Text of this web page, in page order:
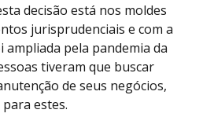
decisão está nos moldes
jurisprudenciais e com a
pela pandemia da
tiveram que buscar
de seus negócios,
estes.